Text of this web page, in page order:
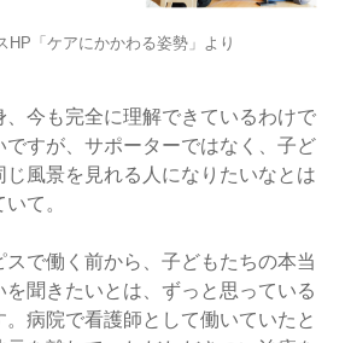
HP「ケアにかかわる姿勢」より
、今も完全に理解できているわけで
ですが、サポーターではなく、子ど
じ風景を見れる人になりたいなとは
て。
スで働く前から、子どもたちの本当
を聞きたいとは、ずっと思っている
。病院で看護師として働いていたと